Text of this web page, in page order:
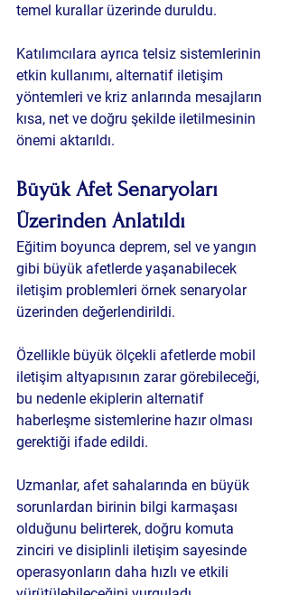
temel kurallar üzerinde duruldu.
Katılımcılara ayrıca telsiz sistemlerinin
etkin kullanımı, alternatif iletişim
yöntemleri ve kriz anlarında mesajların
kısa, net ve doğru şekilde iletilmesinin
önemi aktarıldı.
Büyük Afet Senaryoları
Üzerinden Anlatıldı
Eğitim boyunca deprem, sel ve yangın
gibi büyük afetlerde yaşanabilecek
iletişim problemleri örnek senaryolar
üzerinden değerlendirildi.
Özellikle büyük ölçekli afetlerde mobil
iletişim altyapısının zarar görebileceği,
bu nedenle ekiplerin alternatif
haberleşme sistemlerine hazır olması
gerektiği ifade edildi.
Uzmanlar, afet sahalarında en büyük
sorunlardan birinin bilgi karmaşası
olduğunu belirterek, doğru komuta
zinciri ve disiplinli iletişim sayesinde
operasyonların daha hızlı ve etkili